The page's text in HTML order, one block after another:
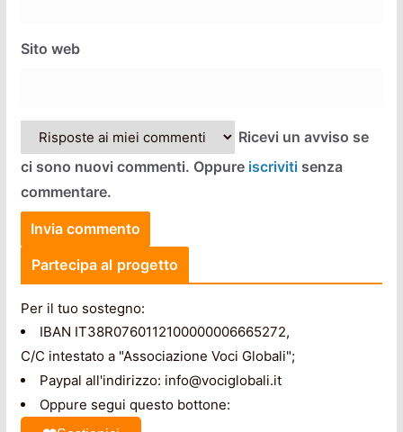
Sito web
Ricevi un avviso se
ci sono nuovi commenti. Oppure iscrivitisenza
commentare.
Partecipa al progetto
Per il tuo sostegno:
IBAN IT38R0760112100000006665272,
C/C intestato a "Associazione Voci Globali";
Paypal all'indirizzo: info@vociglobali.it
Oppure segui questo bottone: